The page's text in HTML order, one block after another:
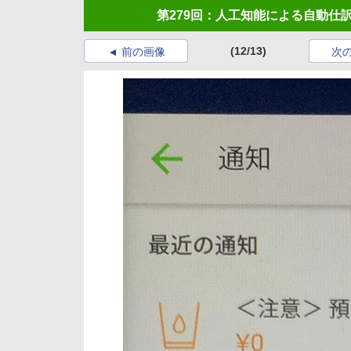
第279回：人工知能による自動仕
前の画像 (12/13) 次